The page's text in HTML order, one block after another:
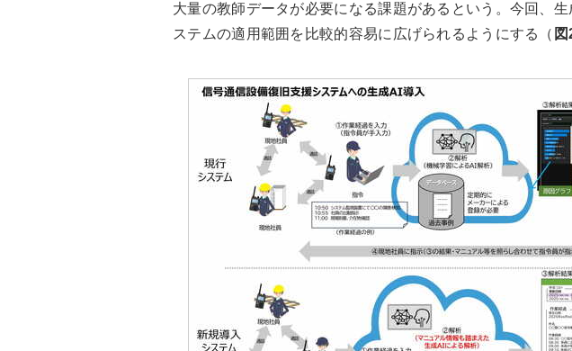
大量の教師データが必要になる課題があるという。今回、
ステムの適用範囲を比較的容易に広げられるようにする（ 図